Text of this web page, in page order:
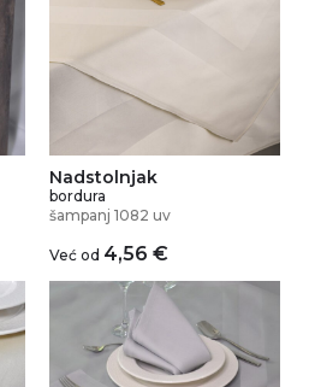
Nadstolnjak
bordura
šampanj 1082 uv
Već od 4,56 €